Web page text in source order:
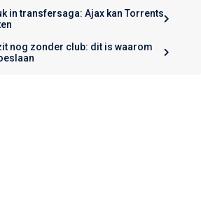
in transfersaga: Ajax kan Torrents
nog zonder club: dit is waarom